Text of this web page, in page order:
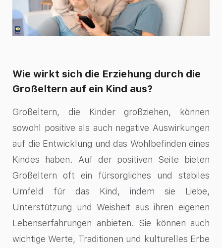
Wie wirkt sich die Erziehung durch die
Großeltern auf ein Kind aus?
Großeltern, die Kinder großziehen, können
sowohl positive als auch negative Auswirkungen
auf die Entwicklung und das Wohlbefinden eines
Kindes haben. Auf der positiven Seite bieten
Großeltern oft ein fürsorgliches und stabiles
Umfeld für das Kind, indem sie Liebe,
Unterstützung und Weisheit aus ihren eigenen
Lebenserfahrungen anbieten. Sie können auch
wichtige Werte, Traditionen und kulturelles Erbe